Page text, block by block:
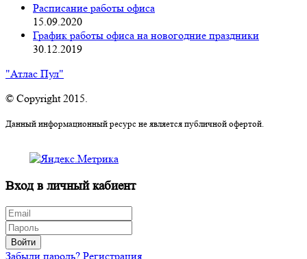
Расписание работы офиса
15.09.2020
График работы офиса на новогодние праздники
30.12.2019
"Атлас Пул"
© Copyright 2015.
Данный информационный ресурс не является публичной офертой.
Вход в личный кабиент
Войти
Забыли пароль? Регистрация